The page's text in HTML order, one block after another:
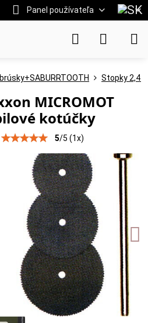
Panel používateľa
Stopky 2,4
MICROMOT
kotúčky
5/5 (1x)